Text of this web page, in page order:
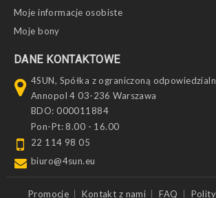
Moje informacje osobiste
Moje bony
DANE KONTAKTOWE
4SUN, Spółka z ograniczoną
Annopol 4 03-236 Warszawa
BDO: 000011884
Pon-Pt: 8.00 - 16.00
22 114 98 05
biuro@4sun.eu
Promocje Kontakt z nami FAQ